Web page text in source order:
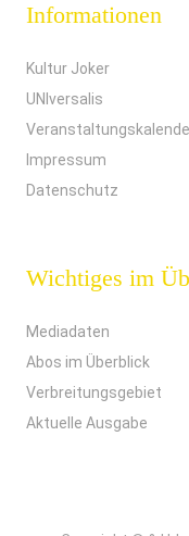
Informationen
Kultur Joker
UNIversalis
Impressum
Datenschutz
Wichtiges im
Mediadaten
Abos im Überblick
Verbreitungsgebiet
Aktuelle Ausgabe